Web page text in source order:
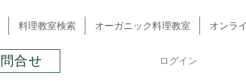
料理教室検索 オーガニック料理教室 オンラ
合せ ログイン